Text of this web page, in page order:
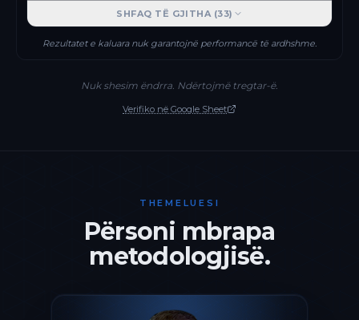
SHFAQ TË GJITHA (33)
Rezultatet e kaluara nuk garantojnë performancë të ardhshme.
Nuk shesim ëndrra. Ndërtojmë tregtar-ë.
Verifiko në Google Sheet
THEMELUESI
Përsoni mbrapa
metodologjisë.